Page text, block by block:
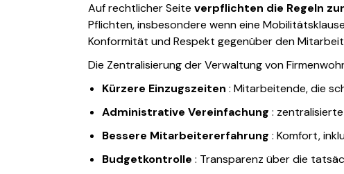
Auf rechtlicher Seite verpflichten die Regeln
Pflichten, insbesondere wenn eine
Konformität und Respekt gegenüber den
Die Zentralisierung der Verwaltung von
Kürzere Einzugszeiten : Mitarbeitende, die
Administrative Vereinfachung :
Bessere Mitarbeitererfahrung : Komfort,
Budgetkontrolle : Transparenz über die